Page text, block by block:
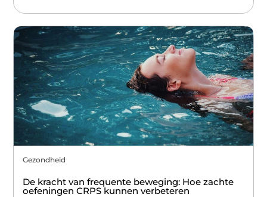
Gezondheid
De kracht van frequente beweging: Hoe zachte
oefeningen CRPS kunnen verbeteren